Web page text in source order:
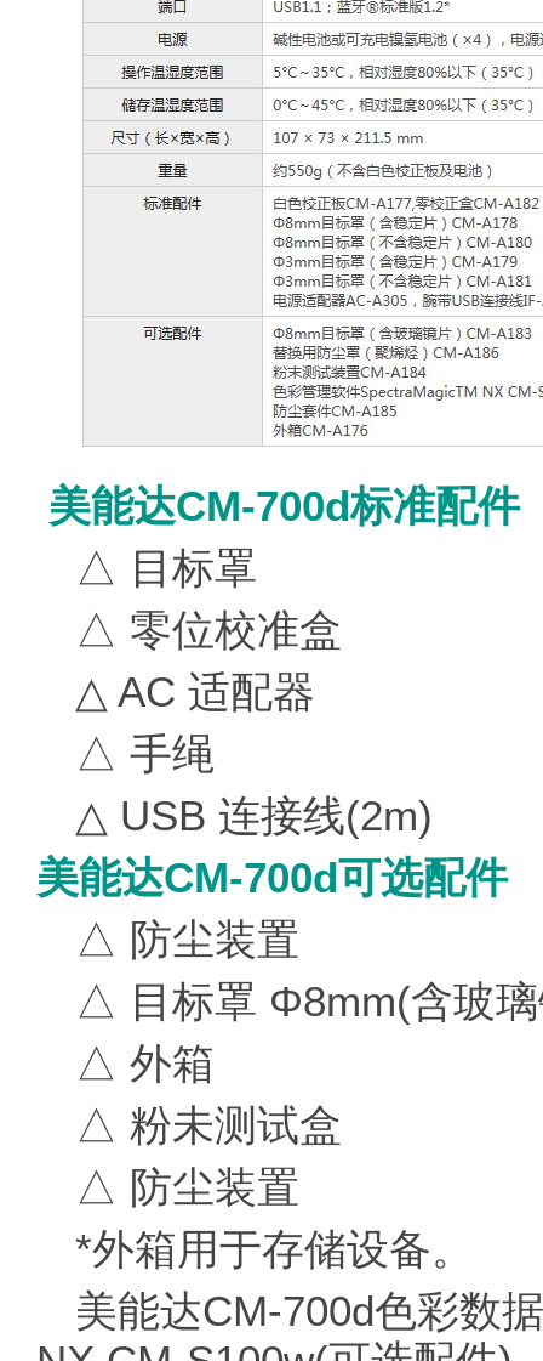
美能达CM-700d标准配件
△ 目标罩
△ 零位校准盒
△ AC 适配器
△ 手绳
△ USB 连接线(2m)
美能达CM-700d可选配件
△ 防尘装置
△ 目标罩 Φ8mm(含玻
△ 外箱
△ 粉未测试盒
△ 防尘装置
*外箱用于存储设备。
美能达CM-700d色彩数